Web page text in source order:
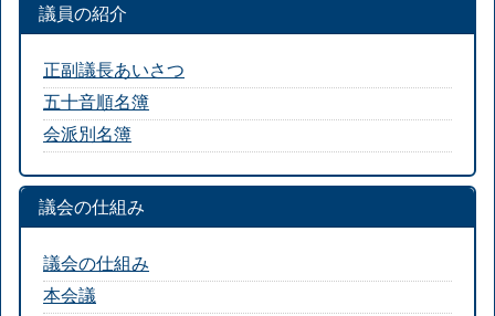
議員の紹介
正副議長あいさつ
五十音順名簿
会派別名簿
議会の仕組み
議会の仕組み
本会議